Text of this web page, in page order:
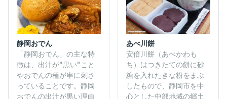
静岡おでん
「静岡おでん」の主な特
徴は、出汁が"黒い"こと
やおでんの種が串に刺さ
っていることです。静岡
おでんの出汁が黒い理由
あべ川餅
安倍川餅（あべかわも
ち）はつきたての餅に砂
糖を入れたきな粉をまぶ
したもので、静岡市を中
心とした中部地域の郷土